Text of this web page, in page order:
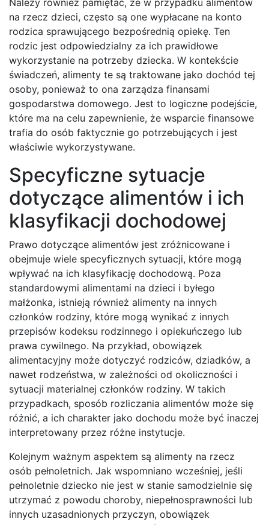
na rzecz dzieci, często są one wypłacane na konto
rodzica sprawującego bezpośrednią opiekę. Ten
rodzic jest odpowiedzialny za ich prawidłowe
wykorzystanie na potrzeby dziecka. W kontekście
świadczeń, alimenty te są traktowane jako dochód tej
osoby, ponieważ to ona zarządza finansami
gospodarstwa domowego. Jest to logiczne podejście,
które ma na celu zapewnienie, że wsparcie finansowe
trafia do osób faktycznie go potrzebujących i jest
właściwie wykorzystywane.
Specyficzne sytuacje
dotyczące alimentów i ich
klasyfikacji dochodowej
Prawo dotyczące alimentów jest zróżnicowane i
obejmuje wiele specyficznych sytuacji, które mogą
wpływać na ich klasyfikację dochodową. Poza
standardowymi alimentami na dzieci i byłego
małżonka, istnieją również alimenty na innych
członków rodziny, które mogą wynikać z innych
przepisów kodeksu rodzinnego i opiekuńczego lub
prawa cywilnego. Na przykład, obowiązek
alimentacyjny może dotyczyć rodziców, dziadków, a
nawet rodzeństwa, w zależności od okoliczności i
sytuacji materialnej członków rodziny. W takich
przypadkach, sposób rozliczania alimentów może się
różnić, a ich charakter jako dochodu może być inaczej
interpretowany przez różne instytucje.
Kolejnym ważnym aspektem są alimenty na rzecz
osób pełnoletnich. Jak wspomniano wcześniej, jeśli
pełnoletnie dziecko nie jest w stanie samodzielnie się
utrzymać z powodu choroby, niepełnosprawności lub
innych uzasadnionych przyczyn, obowiązek